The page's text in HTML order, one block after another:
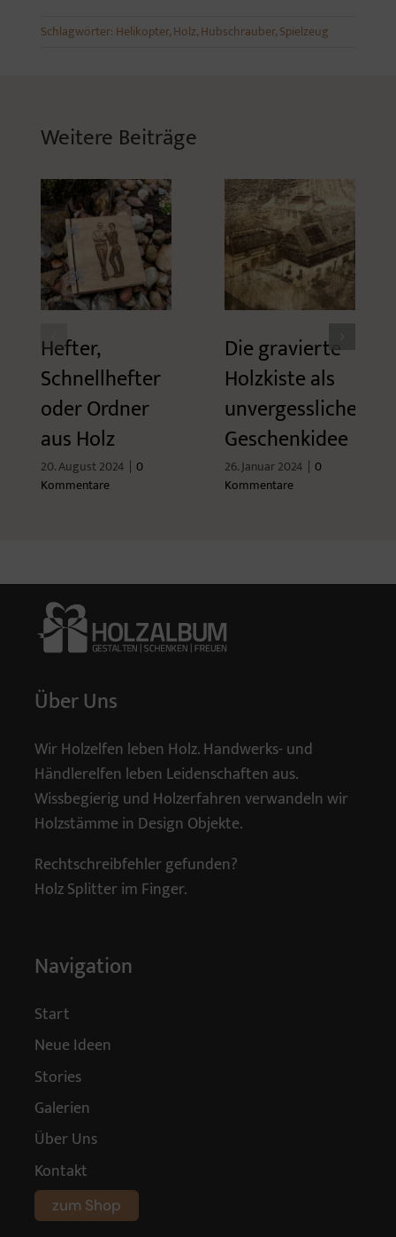
Schlagwörter: Helikopter,Holz,Hubschrauber,Spielzeug
Weitere Beiträge
Hefter,
Schnellhefter
oder Ordner
aus Holz
20. August 2024 | 0
Kommentare
Die gravierte
Holzkiste als
unvergessliche
Geschenkidee
26. Januar 2024 | 0
Kommentare
Über Uns
Wir Holzelfen leben Holz. Handwerks- und
Händlerelfen leben Leidenschaften aus.
Wissbegierig und Holzerfahren verwandeln wir
Holzstämme in Design Objekte.
Rechtschreibfehler gefunden?
Holz Splitter im Finger.
Navigation
Start
Neue Ideen
Stories
Galerien
Über Uns
Kontakt
zum Shop